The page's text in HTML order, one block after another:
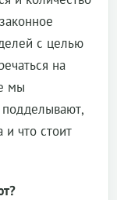
с целью
на
мы
и что стоит